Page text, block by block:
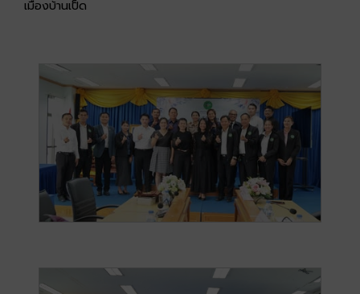
เมืองบ้านเป็ด